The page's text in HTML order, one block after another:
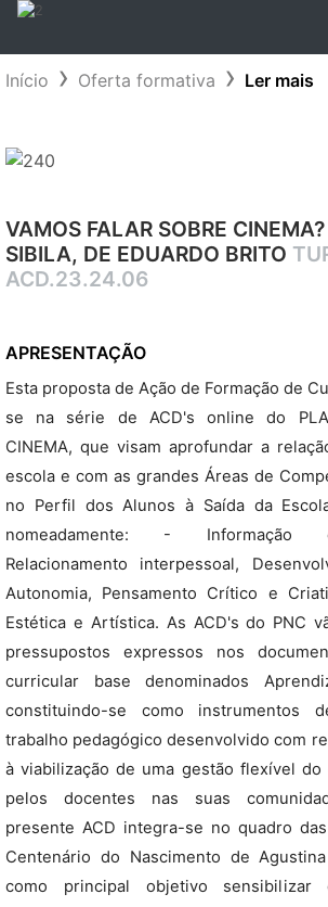
Início Oferta formativa Ler mais
VAMOS FALAR SOBRE
SIBILA, DE EDUARDO BRITO
ACD.23.24.06
APRESENTAÇÃO
Esta proposta de Ação de Formação de
se na série de ACD's online do
CINEMA, que visam aprofundar a
escola e com as grandes Áreas de
no Perfil dos Alunos à Saída da
nomeadamente: - Informação
Relacionamento interpessoal,
Autonomia, Pensamento Crítico e
Estética e Artística. As ACD's do PNC
pressupostos expressos nos
curricular base denominados
constituindo-se como instrumentos
trabalho pedagógico desenvolvido com
à viabilização de uma gestão flexível
pelos docentes nas suas
presente ACD integra-se no quadro
Centenário do Nascimento de
como principal objetivo